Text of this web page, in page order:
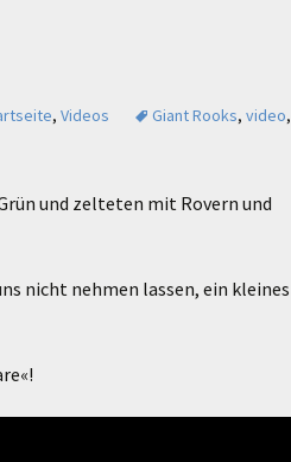
, Videos Giant Rooks, video,
und zelteten mit Rovern und
nicht nehmen lassen, ein kleines